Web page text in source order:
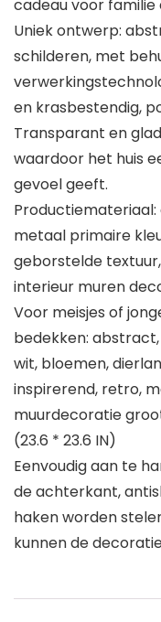
cadeau voor familie
Uniek ontwerp:
schilderen, met
en krasbestendig,
Transparant en
waardoor het huis
gevoel geeft.
metaal primaire
geborstelde
interieur muren
Voor meisjes of
bedekken:
wit, bloemen,
inspirerend, retro,
muurdecoratie
(23.6 * 23.6 IN)
Eenvoudig aan te
de achterkant,
haken worden
kunnen de